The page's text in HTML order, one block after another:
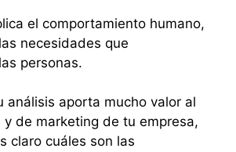
el comportamiento humano,
necesidades que
personas.
análisis aporta mucho valor al
y de marketing de tu empresa,
claro cuáles son las